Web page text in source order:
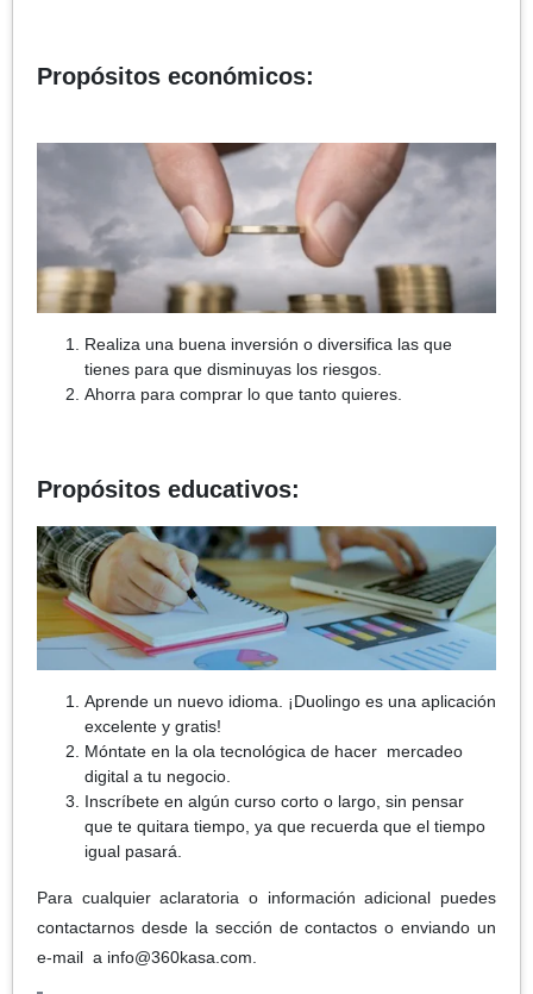
Propósitos económicos:
Realiza una buena inversión o diversifica las que
tienes para que disminuyas los riesgos.
Ahorra para comprar lo que tanto quieres.
Propósitos educativos:
Aprende un nuevo idioma. ¡Duolingo es una aplicación
excelente y gratis!
Móntate en la ola tecnológica de hacer mercadeo
digital a tu negocio.
Inscríbete en algún curso corto o largo, sin pensar
que te quitara tiempo, ya que recuerda que el tiempo
igual pasará.
Para cualquier aclaratoria o información adicional puedes
contactarnos desde la sección de contactos o enviando un
e-mail a info@360kasa.com.